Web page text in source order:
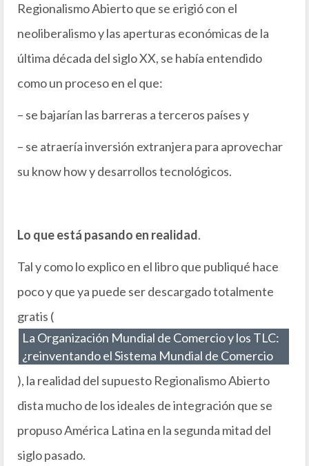
Regionalismo Abierto que se erigió con el
neoliberalismo y las aperturas económicas de la
última década del siglo XX, se había entendido
como un proceso en el que:
– se bajarían las barreras a terceros países y
– se atraería inversión extranjera para aprovechar
su know how y desarrollos tecnológicos.
Lo que está pasando en realidad.
Tal y como lo explico en el libro que publiqué hace
poco y que ya puede ser descargado totalmente
gratis (
La Organización Mundial de Comercio y los TLC:
¿reinventando el Sistema Mundial de Comercio
), la realidad del supuesto Regionalismo Abierto
dista mucho de los ideales de integración que se
propuso América Latina en la segunda mitad del
siglo pasado.